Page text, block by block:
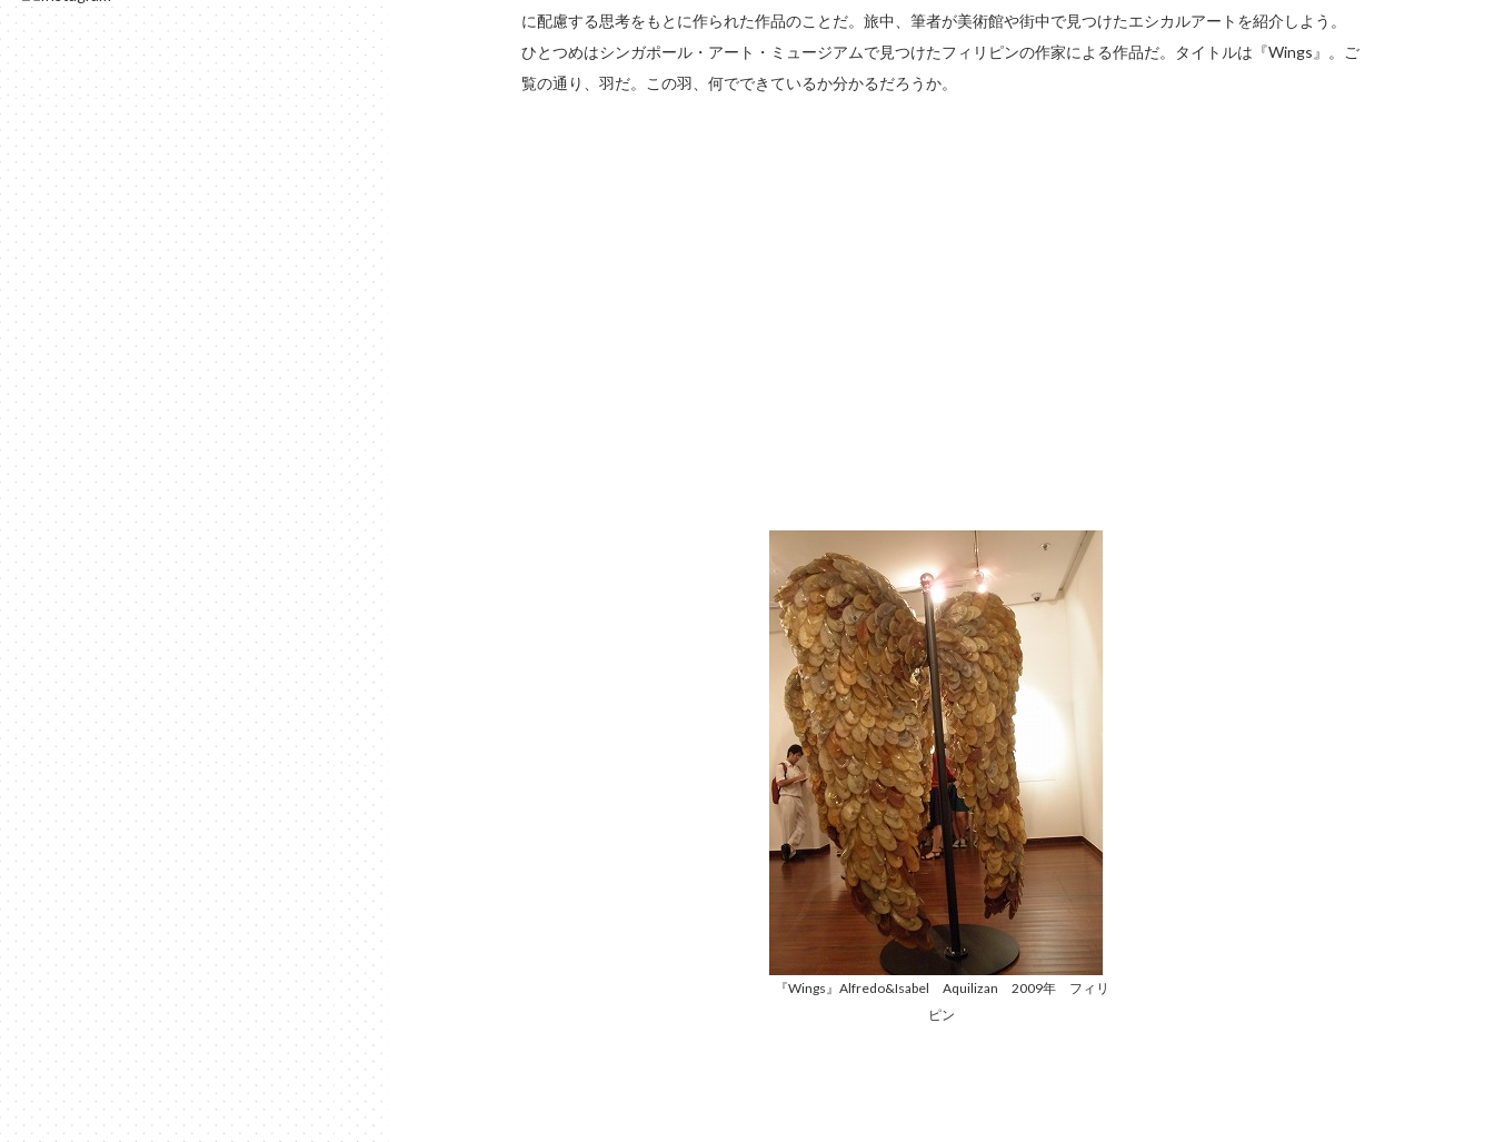
に配慮する思考をもとに作られた作品のことだ。旅中、筆者が美術館や街中で見つけたエシカルアートを紹介しよう。
ひとつめはシンガポール・アート・ミュージアムで見つけたフィリピンの作家による作品だ。タイトルは『Wings』。ご
覧の通り、羽だ。この羽、何でできているか分かるだろうか。
『Wings』Alfredo&Isabel Aquilizan 2009年 フィリ
ピン